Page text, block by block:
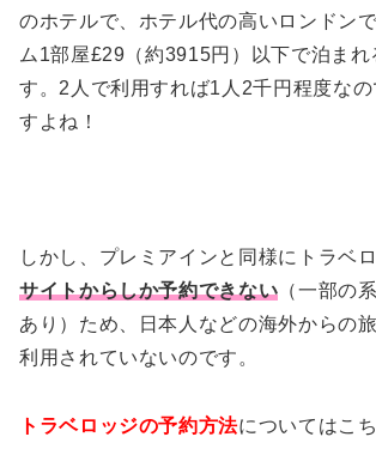
のホテルで、ホテル代の高いロンドン
ム1部屋£29（約3915円）以下で泊まれ
す。2人で利用すれば1人2千円程度な
すよね！
しかし、プレミアインと同様にトラベ
サイトからしか予約できない （一部の
あり）ため、日本人などの海外からの
利用されていないのです。
トラベロッジの予約方法についてはこ